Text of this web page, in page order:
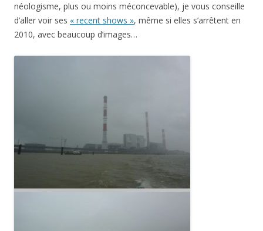
néologisme, plus ou moins méconcevable), je vous conseille
d’aller voir ses « recent shows », même si elles s’arrêtent en
2010, avec beaucoup d’images…